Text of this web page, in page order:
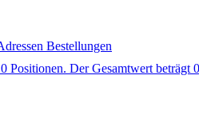
Bestellungen
Positionen. Der Gesamtwert beträgt